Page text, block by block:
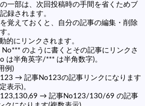
一部は、次回投稿時の手間を省くためブ
録されます。
覚えておくと、自分の記事の編集・削除
。
的にリンクされます。
No*** のように書くとその記事にリンクさ
は半角英字/*** は半角数字)。
例)
→ 記事No123の記事リンクになります
表示)。
→ 記事No123/130/69 の記事